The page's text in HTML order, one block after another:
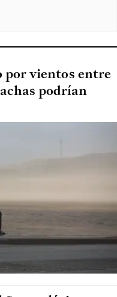
por vientos entre
podrían